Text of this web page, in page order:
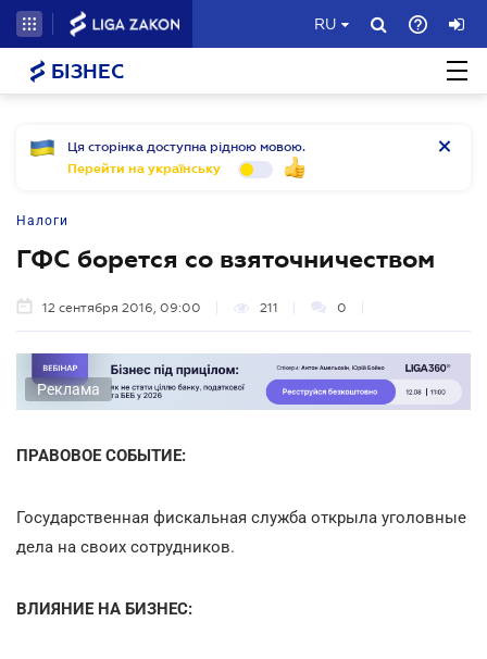
RU
БІЗНЕС
Ця сторінка доступна рідною мовою.
Перейти на українську
Налоги
ГФС борется со взяточничеством
12 сентября 2016, 09:00 211 0
Реклама
ПРАВОВОЕ СОБЫТИЕ:
Государственная фискальная служба открыла уголовные
дела на своих сотрудников.
ВЛИЯНИЕ НА БИЗНЕС: